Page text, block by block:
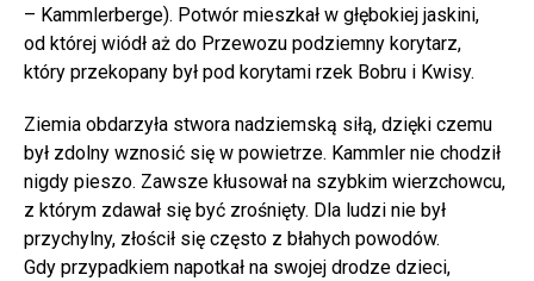
– Kammlerberge). Potwór mieszkał w głębokiej jaskini,
od której wiódł aż do Przewozu podziemny korytarz,
który przekopany był pod korytami rzek Bobru i Kwisy.
Ziemia obdarzyła stwora nadziemską siłą, dzięki czemu
był zdolny wznosić się w powietrze. Kammler nie chodził
nigdy pieszo. Zawsze kłusował na szybkim wierzchowcu,
z którym zdawał się być zrośnięty. Dla ludzi nie był
przychylny, złościł się często z błahych powodów.
Gdy przypadkiem napotkał na swojej drodze dzieci,